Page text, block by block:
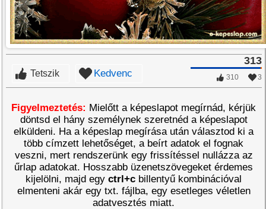
Tetszik Kedvenc
313
3
310
Figyelmeztetés: Mielőtt a képeslapot megírnád, kérjük
döntsd el hány személynek szeretnéd a képeslapot
elküldeni. Ha a képeslap megírása után választod ki a
több címzett lehetőséget, a beírt adatok el fognak
veszni, mert rendszerünk egy frissítéssel nullázza az
űrlap adatokat. Hosszabb üzenetszövegeket érdemes
kijelölni, majd egyctrl+c billentyű kombinációval
elmenteni akár egy txt. fájlba, egy esetleges véletlen
adatvesztés miatt.